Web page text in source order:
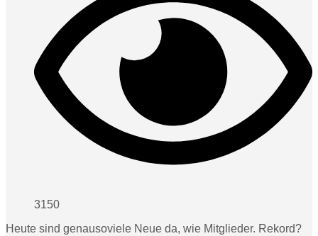
3150
Heute sind genausoviele Neue da, wie Mitglieder. Rekord?